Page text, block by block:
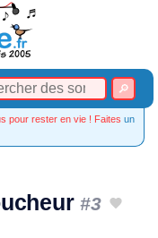
pour rester en vie ! Faites un
#3